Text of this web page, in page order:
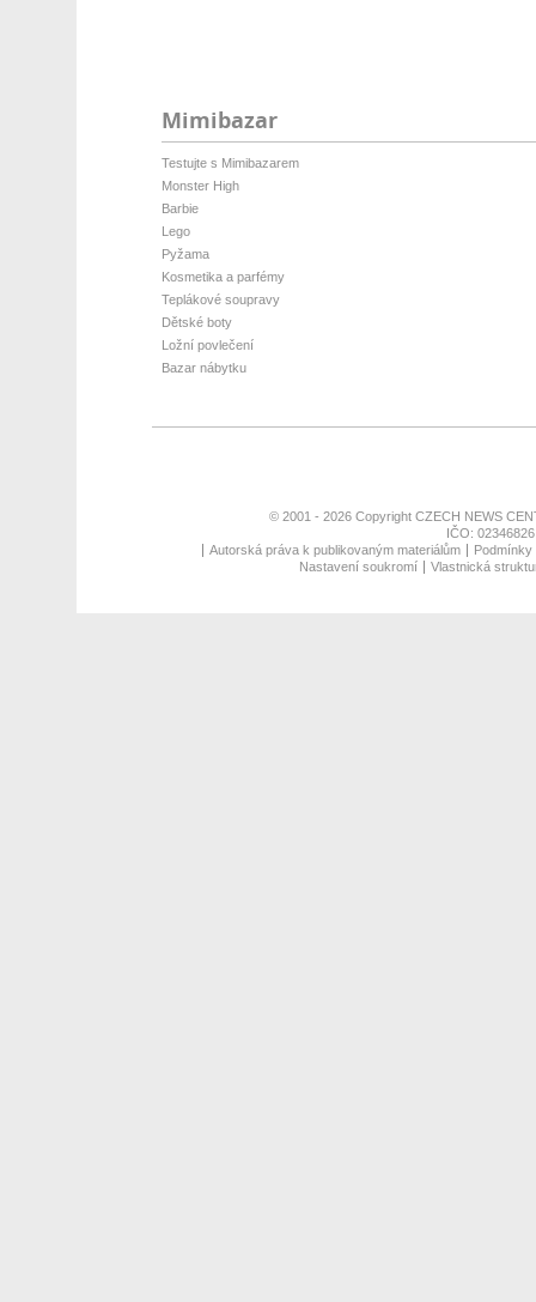
Mimibazar
Testujte s Mimibazarem
Monster High
Barbie
Lego
Pyžama
Kosmetika a parfémy
Teplákové soupravy
Dětské boty
Ložní povlečení
Bazar nábytku
© 2001 - 2026 Copyright CZECH NEWS
IČO:
Autorská práva k publikovaným materiálům
Nastavení soukromí
Vlastnická